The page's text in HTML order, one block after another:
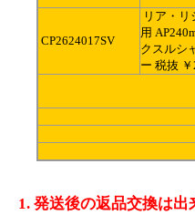
CP2624017SV
リア・リ
用
クスルシ
ー 税抜
1. 発送後の返品交換は